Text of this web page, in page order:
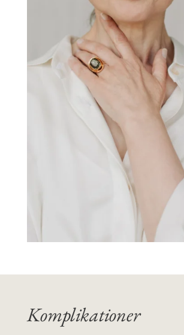
Komplikationer